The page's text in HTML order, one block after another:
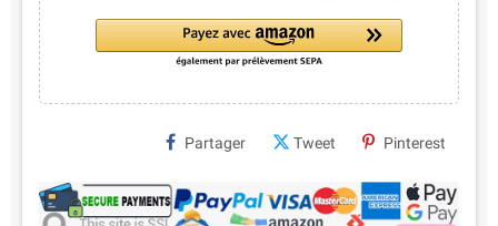
Partager Tweet Pinterest